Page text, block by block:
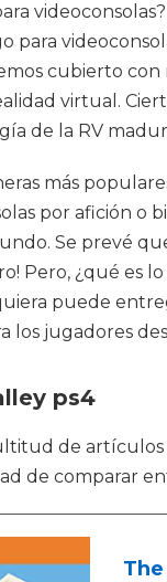
cubierto con
virtual.
de la RV
más
por afición o
Se prevé
Pero, ¿qué es
puede
los jugadores
ps4
de
de comparar